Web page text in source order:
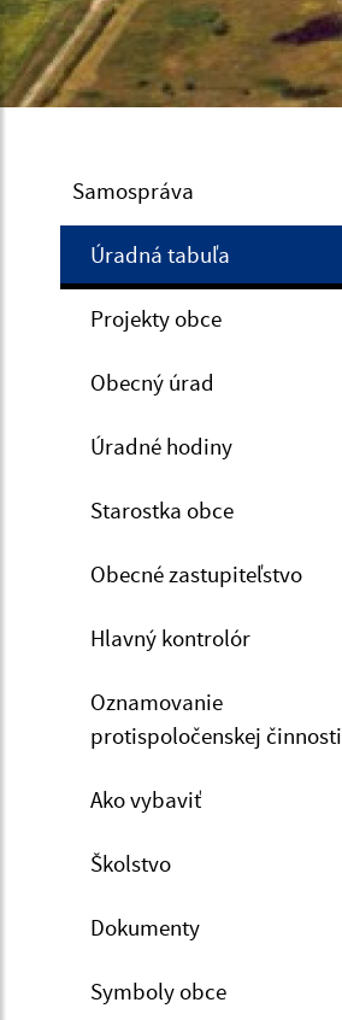
Samospráva
Úradná tabuľa
Projekty obce
Obecný úrad
Úradné hodiny
Starostka obce
Obecné zastupiteľstvo
Hlavný kontrolór
Oznamovanie
protispoločenskej činnosti
Ako vybaviť
Školstvo
Dokumenty
Symboly obce